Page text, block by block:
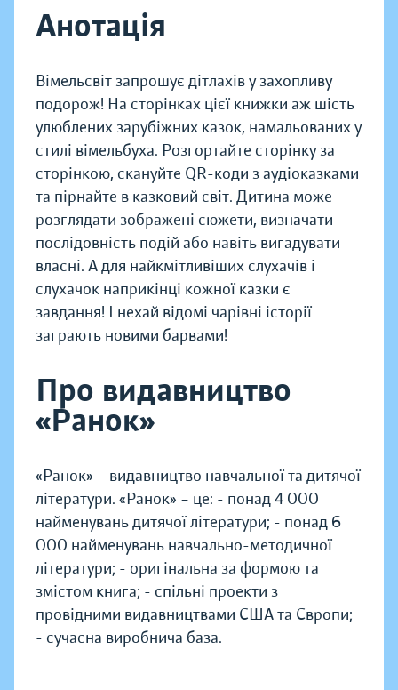
Анотація
Вімельсвіт запрошує дітлахів у захопливу
подорож! На сторінках цієї книжки аж шість
улюблених зарубіжних казок, намальованих у
стилі вімельбуха. Розгортайте сторінку за
сторінкою, скануйте QR-коди з аудіоказками
та пірнайте в казковий світ. Дитина може
розглядати зображені сюжети, визначати
послідовність подій або навіть вигадувати
власні. А для найкмітливіших слухачів і
слухачок наприкінці кожної казки є
завдання! І нехай відомі чарівні історії
заграють новими барвами!
Про видавництво
«Ранок»
«Ранок» – видавництво навчальної та дитячої
літератури. «Ранок» – це: - понад 4 000
найменувань дитячої літератури; - понад 6
000 найменувань навчально-методичної
літератури; - оригінальна за формою та
змістом книга; - спільні проекти з
провідними видавництвами США та Європи;
- сучасна виробнича база.